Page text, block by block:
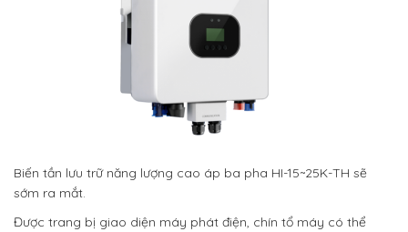
Biến tần lưu trữ năng lượng cao áp ba pha HI-15~25K-TH sẽ
sớm ra mắt.
Được trang bị giao diện máy phát điện, chín tổ máy có thể